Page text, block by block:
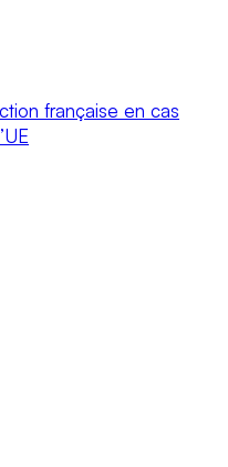
française en cas